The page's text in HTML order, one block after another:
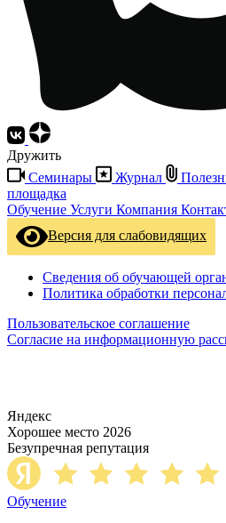
Дружить
Семинары
Журнал
площадка
Обучение Услуги Компания
Версия для слабовидящих
Сведения об обучающей
Политика обработки
Пользовательское соглашение
Согласие на информационную
Яндекс
Хорошее место 2026
Безупречная репутация
Обучение